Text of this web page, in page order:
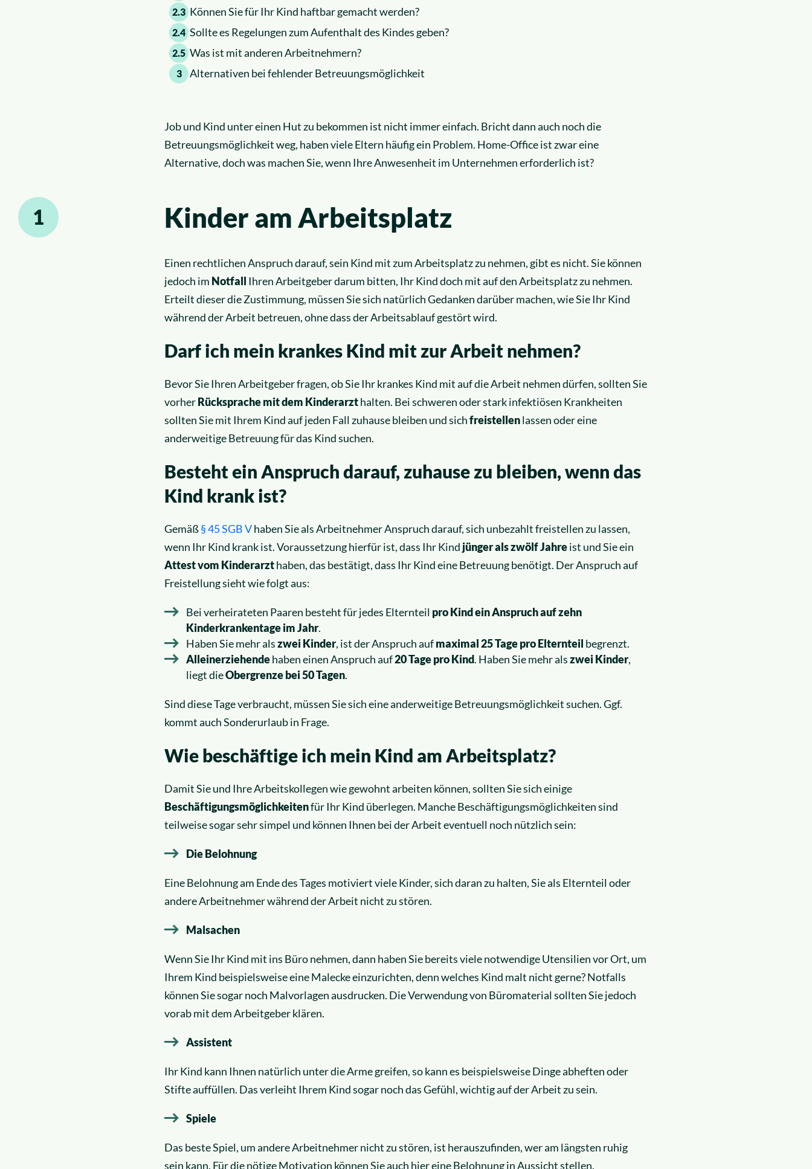
2.3 Können Sie für Ihr Kind haftbar gemacht werden?
2.4 Sollte es Regelungen zum Aufenthalt des Kindes geben?
2.5 Was ist mit anderen Arbeitnehmern?
3 Alternativen bei fehlender Betreuungsmöglichkeit
Job und Kind unter einen Hut zu bekommen ist nicht immer einfach. Bricht dann auch noch die
Betreuungsmöglichkeit weg, haben viele Eltern häufig ein Problem. Home-Office ist zwar eine
Alternative, doch was machen Sie, wenn Ihre Anwesenheit im Unternehmen erforderlich ist?
1 Kinder am Arbeitsplatz
Einen rechtlichen Anspruch darauf, sein Kind mit zum Arbeitsplatz zu nehmen, gibt es nicht. Sie können
jedoch im Notfall Ihren Arbeitgeber darum bitten, Ihr Kind doch mit auf den Arbeitsplatz zu nehmen.
Erteilt dieser die Zustimmung, müssen Sie sich natürlich Gedanken darüber machen, wie Sie Ihr Kind
während der Arbeit betreuen, ohne dass der Arbeitsablauf gestört wird.
Darf ich mein krankes Kind mit zur Arbeit nehmen?
Bevor Sie Ihren Arbeitgeber fragen, ob Sie Ihr krankes Kind mit auf die Arbeit nehmen dürfen, sollten Sie
vorherRücksprache mit dem Kinderarzthalten. Bei schweren oder stark infektiösen Krankheiten
sollten Sie mit Ihrem Kind auf jeden Fall zuhause bleiben und sichfreistellenlassen oder eine
anderweitige Betreuung für das Kind suchen.
Besteht ein Anspruch darauf, zuhause zu bleiben, wenn das
Kind krank ist?
Gemäß§ 45 SGB Vhaben Sie als Arbeitnehmer Anspruch darauf, sich unbezahlt freistellen zu lassen,
wenn Ihr Kind krank ist. Voraussetzung hierfür ist, dass Ihr Kind jünger als zwölf Jahreist und Sie ein
Attest vom Kinderarzthaben, das bestätigt, dass Ihr Kind eine Betreuung benötigt. Der Anspruch auf
Freistellung sieht wie folgt aus:
Bei verheirateten Paaren besteht für jedes Elternteil pro Kind ein Anspruch auf zehn
Kinderkrankentage im Jahr.
Haben Sie mehr alszwei Kinder, ist der Anspruch aufmaximal 25 Tage pro Elternteil begrenzt.
Alleinerziehendehaben einen Anspruch auf20 Tage pro Kind. Haben Sie mehr alszwei Kinder,
liegt dieObergrenze bei 50 Tagen.
Sind diese Tage verbraucht, müssen Sie sich eine anderweitige Betreuungsmöglichkeit suchen. Ggf.
kommt auch Sonderurlaub in Frage.
Wie beschäftige ich mein Kind am Arbeitsplatz?
Damit Sie und Ihre Arbeitskollegen wie gewohnt arbeiten können, sollten Sie sich einige
Beschäftigungsmöglichkeitenfür Ihr Kind überlegen. Manche Beschäftigungsmöglichkeiten sind
teilweise sogar sehr simpel und können Ihnen bei der Arbeit eventuell noch nützlich sein:
Die Belohnung
Eine Belohnung am Ende des Tages motiviert viele Kinder, sich daran zu halten, Sie als Elternteil oder
andere Arbeitnehmer während der Arbeit nicht zu stören.
Malsachen
Wenn Sie Ihr Kind mit ins Büro nehmen, dann haben Sie bereits viele notwendige Utensilien vor Ort, um
Ihrem Kind beispielsweise eine Malecke einzurichten, denn welches Kind malt nicht gerne? Notfalls
können Sie sogar noch Malvorlagen ausdrucken. Die Verwendung von Büromaterial sollten Sie jedoch
vorab mit dem Arbeitgeber klären.
Assistent
Ihr Kind kann Ihnen natürlich unter die Arme greifen, so kann es beispielsweise Dinge abheften oder
Stifte auffüllen. Das verleiht Ihrem Kind sogar noch das Gefühl, wichtig auf der Arbeit zu sein.
Spiele
Das beste Spiel, um andere Arbeitnehmer nicht zu stören, ist herauszufinden, wer am längsten ruhig
sein kann. Für die nötige Motivation können Sie auch hier eine Belohnung in Aussicht stellen.